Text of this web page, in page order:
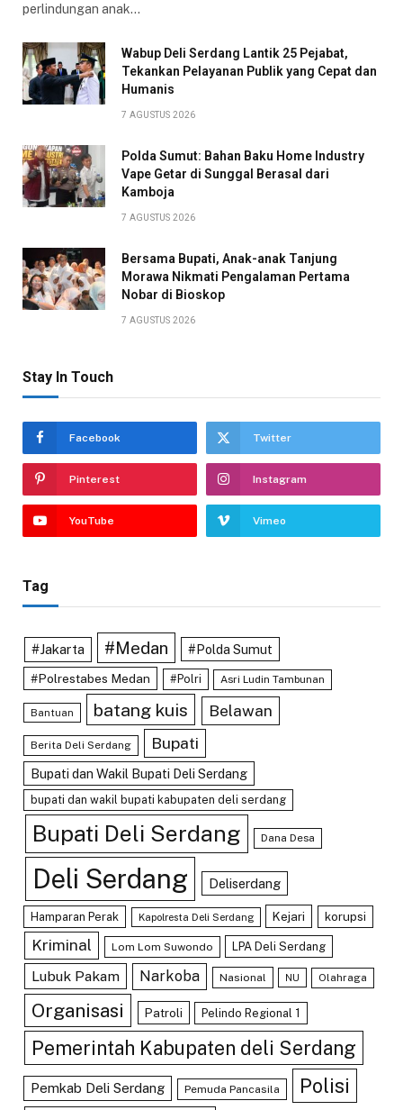
perlindungan anak…
Wabup Deli Serdang Lantik 25 Pejabat,
Tekankan Pelayanan Publik yang Cepat dan
Humanis
7 AGUSTUS 2026
Polda Sumut: Bahan Baku Home Industry
Vape Getar di Sunggal Berasal dari
Kamboja
7 AGUSTUS 2026
Bersama Bupati, Anak-anak Tanjung
Morawa Nikmati Pengalaman Pertama
Nobar di Bioskop
7 AGUSTUS 2026
Stay In Touch
Facebook Twitter
Pinterest Instagram
YouTube Vimeo
Tag
#Jakarta #Medan #Polda Sumut
#Polrestabes Medan #Polri Asri Ludin Tambunan
Bantuan batang kuis Belawan
Berita Deli Serdang Bupati
Bupati dan Wakil Bupati Deli Serdang
bupati dan wakil bupati kabupaten deli serdang
Bupati Deli Serdang Dana Desa
Deli Serdang Deliserdang
Hamparan Perak Kapolresta Deli Serdang Kejari korupsi
Kriminal Lom Lom Suwondo LPA Deli Serdang
Lubuk Pakam Narkoba Nasional NU Olahraga
Organisasi Patroli Pelindo Regional 1
Pemerintah Kabupaten deli Serdang
Pemkab Deli Serdang Pemuda Pancasila Polisi